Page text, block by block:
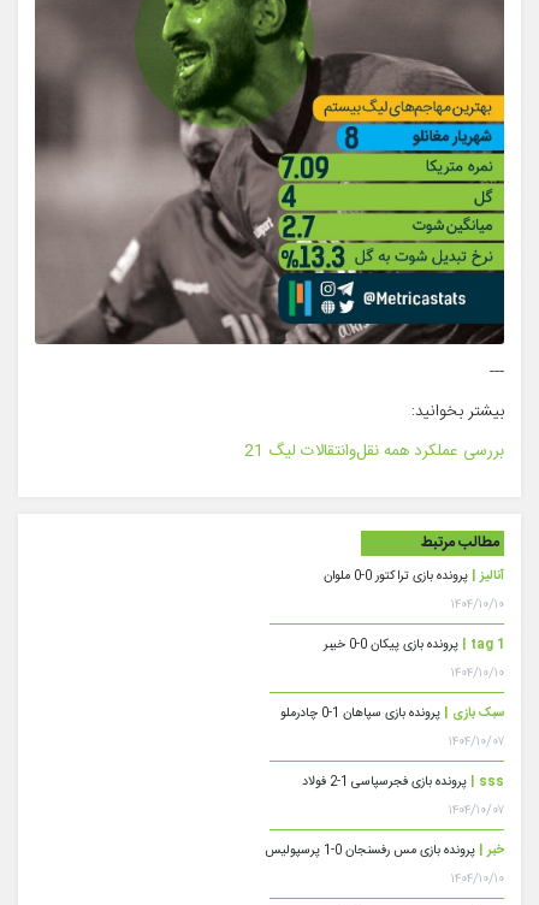
---
بیشتر بخوانید:
بررسی عملکرد همه نقل‌وانتقالات لیگ 21
مطالب مرتبط
آنالیز | پرونده بازی تراکتور 0-0 ملوان
۱۴۰۴/۱۰/۱۰
tag 1 | پرونده بازی پیکان 0-0 خیبر
۱۴۰۴/۱۰/۱۰
سبک بازی | پرونده بازی سپاهان 1-0 چادرملو
۱۴۰۴/۱۰/۰۷
sss | پرونده بازی فجرسپاسی 1-2 فولاد
۱۴۰۴/۱۰/۰۷
خبر | پرونده بازی مس رفسنجان 0-1 پرسپولیس
۱۴۰۴/۱۰/۱۰